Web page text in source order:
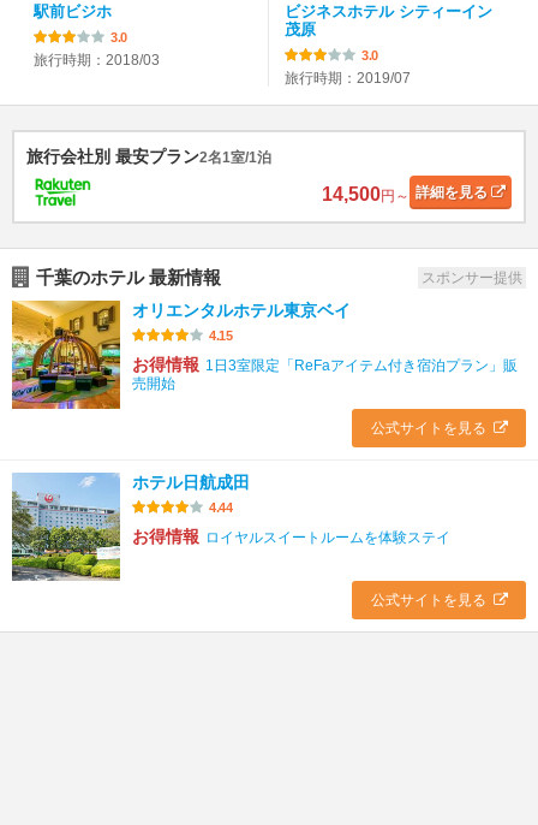
駅前ビジホ
3.0
旅行時期：2018/03
ビジネスホテル シティーイン
茂原
3.0
旅行時期：2019/07
旅行会社別 最安プラン2名1室/1泊
14,500円～ 詳細を見る
千葉のホテル 最新情報 スポンサー提供
オリエンタルホテル東京ベイ
4.15
お得情報 1日3室限定「ReFaアイテム付き宿泊プラン」販
売開始
公式サイトを見る
ホテル日航成田
4.44
お得情報 ロイヤルスイートルームを体験ステイ
公式サイトを見る